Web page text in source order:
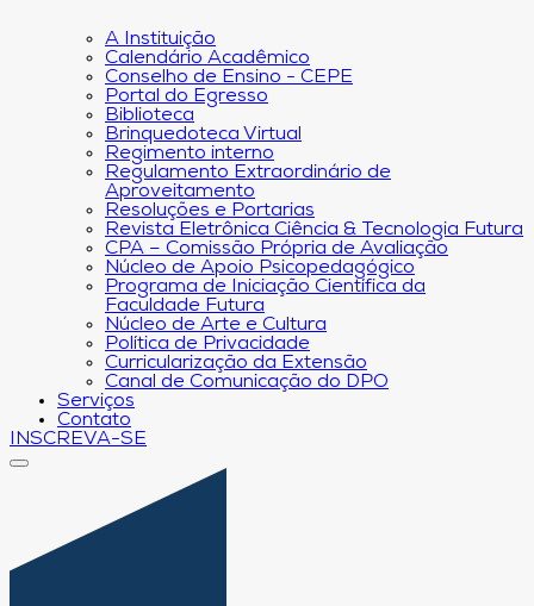
A Instituição
Calendário Acadêmico
Conselho de Ensino - CEPE
Portal do Egresso
Biblioteca
Brinquedoteca Virtual
Regimento interno
Regulamento Extraordinário de
Aproveitamento
Resoluções e Portarias
Revista Eletrônica Ciência & Tecnologia Futura
CPA – Comissão Própria de Avaliação
Núcleo de Apoio Psicopedagógico
Programa de Iniciação Científica da
Faculdade Futura
Núcleo de Arte e Cultura
Política de Privacidade
Curricularização da Extensão
Canal de Comunicação do DPO
Serviços
Contato
INSCREVA-SE